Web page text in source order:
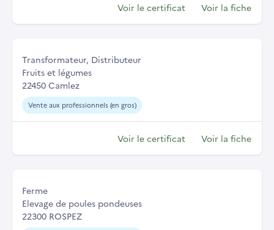
Voir le certificat Voir la fiche
Transformateur, Distributeur
Fruits et légumes
22450 Camlez
Vente aux professionnels (en gros)
Voir le certificat Voir la fiche
Ferme
Elevage de poules pondeuses
22300 ROSPEZ